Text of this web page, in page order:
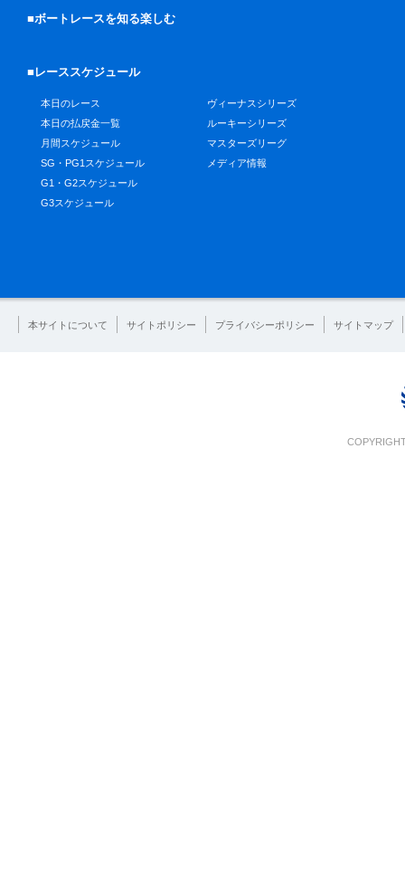
■ボートレースを知る楽しむ
■レーススケジュール
本日のレース
本日の払戻金一覧
月間スケジュール
SG・PG1スケジュール
G1・G2スケジュール
G3スケジュール
ヴィーナスシリーズ
ルーキーシリーズ
マスターズリーグ
メディア情報
本サイトについて サイトポリシー プライバシーポリシー サイトマップ